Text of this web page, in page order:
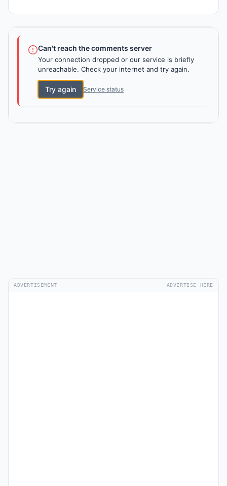
Can't reach the comments server
Your connection dropped or our service is briefly
unreachable. Check your internet and try again.
Try again Service status
ADVERTISEMENT ADVERTISE HERE